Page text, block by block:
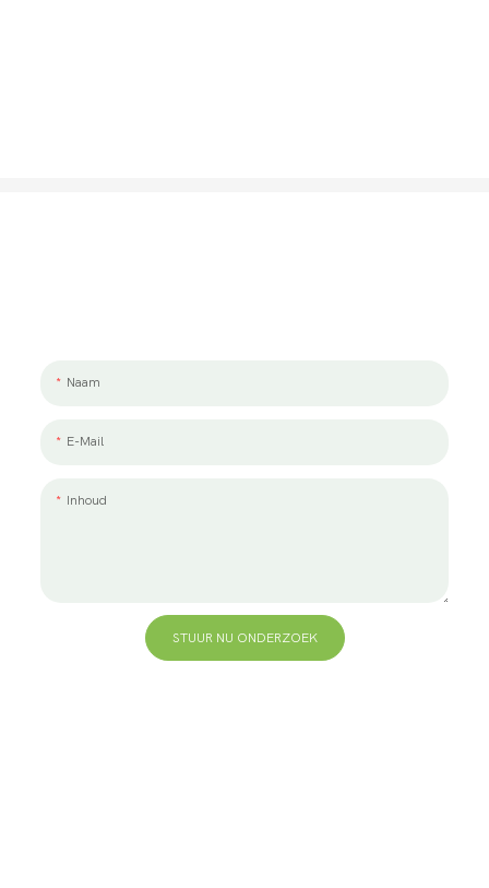
Naam
E-Mail
Inhoud
STUUR NU ONDERZOEK